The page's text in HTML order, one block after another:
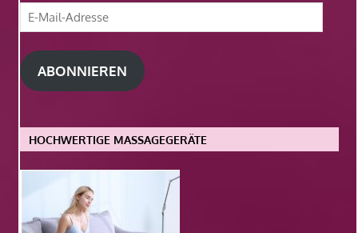
E-
Mail-
Adresse
ABONNIEREN
HOCHWERTIGE MASSAGEGERÄTE